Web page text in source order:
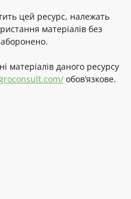
цей ресурс, належать
матеріалів без
матеріалів даного ресурсу
обов’язкове.